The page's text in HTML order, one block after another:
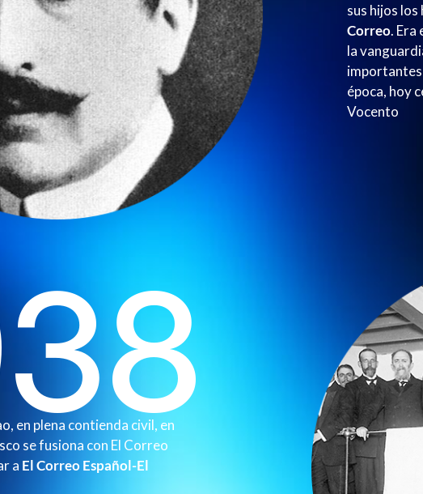
sus hijos los
Correo. Era
la
importantes
época, hoy
Vocento
en plena contienda civil, en
se fusiona con El Correo
a El Correo Español-El